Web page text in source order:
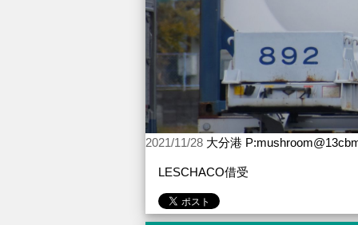
2021/11/28 大分港
LESCHACO借受